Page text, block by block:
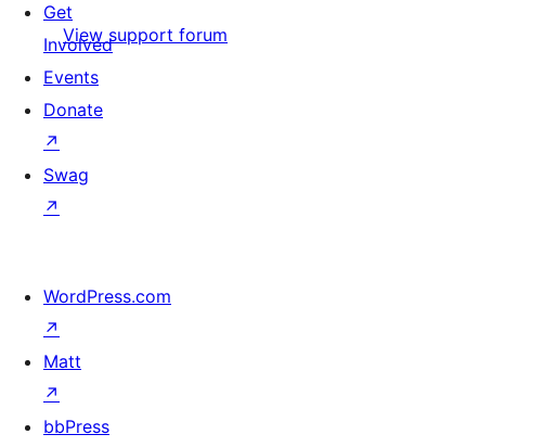
View support forum
Get
Involved
Events
Donate
↗
Swag
↗
WordPress.com
↗
Matt
↗
bbPress